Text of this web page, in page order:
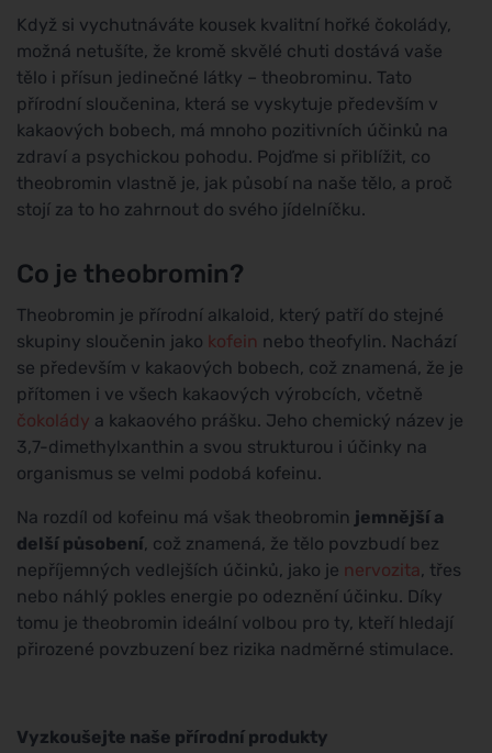
Když si vychutnáváte kousek kvalitní hořké čokolády,
možná netušíte, že kromě skvělé chuti dostává vaše
tělo i přísun jedinečné látky – theobrominu. Tato
přírodní sloučenina, která se vyskytuje především v
kakaových bobech, má mnoho pozitivních účinků na
zdraví a psychickou pohodu. Pojďme si přiblížit, co
theobromin vlastně je, jak působí na naše tělo, a proč
stojí za to ho zahrnout do svého jídelníčku.
Co je theobromin?
Theobromin je přírodní alkaloid, který patří do stejné
skupiny sloučenin jako kofein nebo theofylin. Nachází
se především v kakaových bobech, což znamená, že je
přítomen i ve všech kakaových výrobcích, včetně
čokolády a kakaového prášku. Jeho chemický název je
3,7-dimethylxanthin a svou strukturou i účinky na
organismus se velmi podobá kofeinu.
Na rozdíl od kofeinu má však theobromin jemnější a
delší působení, což znamená, že tělo povzbudí bez
nepříjemných vedlejších účinků, jako je nervozita, třes
nebo náhlý pokles energie po odeznění účinku. Díky
tomu je theobromin ideální volbou pro ty, kteří hledají
přirozené povzbuzení bez rizika nadměrné stimulace.
Vyzkoušejte naše přírodní produkty